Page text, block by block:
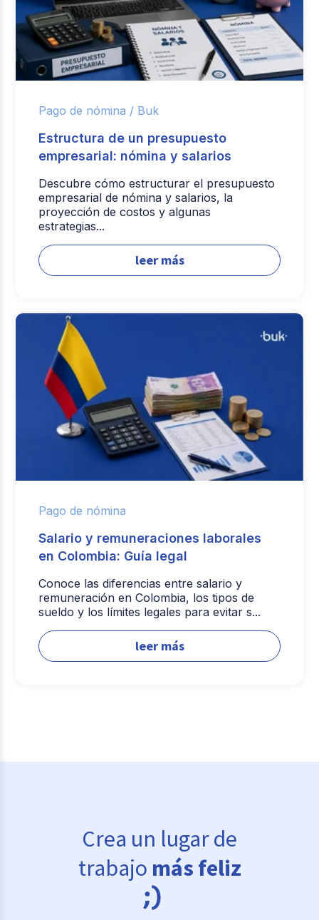
Pago de nómina / Buk
Estructura de un presupuesto
empresarial: nómina y salarios
Descubre cómo estructurar el presupuesto
empresarial de nómina y salarios, la
proyección de costos y algunas
estrategias...
leer más
Pago de nómina
Salario y remuneraciones laborales
en Colombia: Guía legal
Conoce las diferencias entre salario y
remuneración en Colombia, los tipos de
sueldo y los límites legales para evitar s...
leer más
Crea un lugar de
trabajo más feliz